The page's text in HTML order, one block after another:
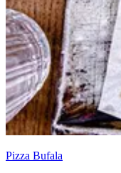
Pizza Bufala